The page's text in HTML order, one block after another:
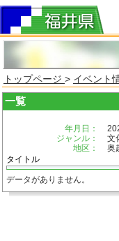
トップページ > イベント
一覧
年月日：
ジャンル：
文
地区：
奥
タイトル
データがありません。